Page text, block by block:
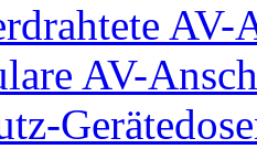
AV-
AV-